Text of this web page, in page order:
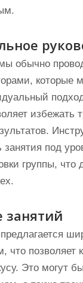
обычно
которые
избежать
занятия под
группы, что
занятий
что позволяет
Это могут